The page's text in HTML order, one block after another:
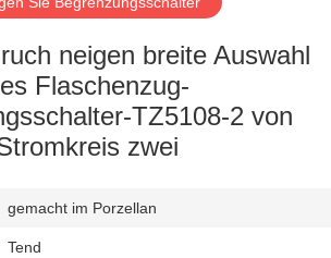
neigen breite Auswahl
Flaschenzug-
TZ5108-2 von
zwei
gemacht im Porzellan
Tend